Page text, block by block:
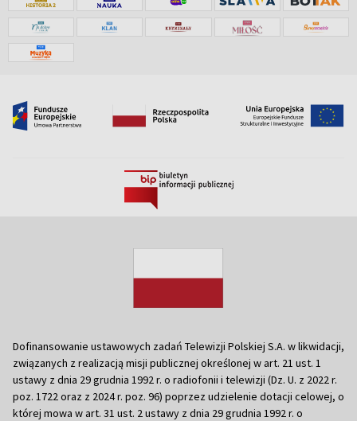
Dofinansowanie ustawowych zadań Telewizji Polskiej S.A. w likwidacji,
związanych z realizacją misji publicznej określonej w art. 21 ust. 1
ustawy z dnia 29 grudnia 1992 r. o radiofonii i telewizji (Dz. U. z 2022 r.
poz. 1722 oraz z 2024 r. poz. 96) poprzez udzielenie dotacji celowej, o
której mowa w art. 31 ust. 2 ustawy z dnia 29 grudnia 1992 r. o